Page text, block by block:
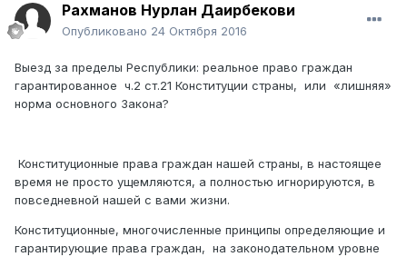
Рахманов Нурлан Даирбекови
Опубликовано 24 Октября 2016
Выезд за пределы Республики: реальное право граждан
гарантированное ч.2 ст.21 Конституции страны, или «лишняя»
норма основного Закона?
Конституционные права граждан нашей страны, в настоящее
время не просто ущемляются, а полностью игнорируются, в
повседневной нашей с вами жизни.
Конституционные, многочисленные принципы определяющие и
гарантирующие права граждан, на законодательном уровне